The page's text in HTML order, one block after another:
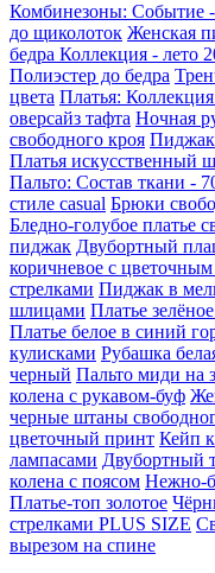
Комбинезоны: Событие -
до щиколоток Женская
бедра Коллекция - лето
Полиэстер до бедра
цвета Платья:
оверсайз тафта Ночная
свободного кроя
Платья искусственный
Пальто: Состав ткани -
стиле casual Брюки
Бледно-голубое платье
пиджак Двубортный
коричневое с
стрелками Пиджак в
шлицами Платье
Платье белое в синий
кулисками Рубашка
черный Пальто миди на
колена с рукавом-буф
черные штаны
цветочный принт Кейп
лампасами Двубортный
колена с поясом Нежно-
Платье-топ золотое
стрелками PLUS SIZE
вырезом на спине